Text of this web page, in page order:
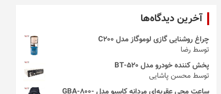
آخرین دیدگاه‌ها
چراغ روشنایی گازی لوموگاز مدل C200
توسط رضا
پخش کننده خودرو مدل 520-BT
توسط محسن پاشایی